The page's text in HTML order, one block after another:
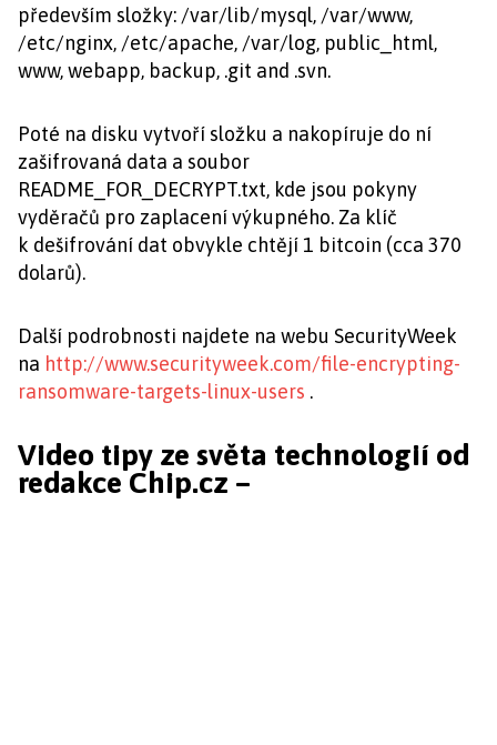
především složky: /var/lib/mysql, /var/www,
/etc/nginx, /etc/apache, /var/log, public_html,
www, webapp, backup, .git and .svn.
Poté na disku vytvoří složku a nakopíruje do ní
zašifrovaná data a soubor
README_FOR_DECRYPT.txt, kde jsou pokyny
vyděračů pro zaplacení výkupného. Za klíč
k dešifrování dat obvykle chtějí 1 bitcoin (cca 370
dolarů).
Další podrobnosti najdete na webu SecurityWeek
na http://www.securityweek.com/file-encrypting-
ransomware-targets-linux-users .
Video tipy ze světa technologií od
redakce Chip.cz –